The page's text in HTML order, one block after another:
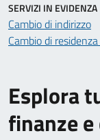
Esplora
finanze
SERVIZI IN EVIDENZA
Cambio di indirizzo
Cambio di